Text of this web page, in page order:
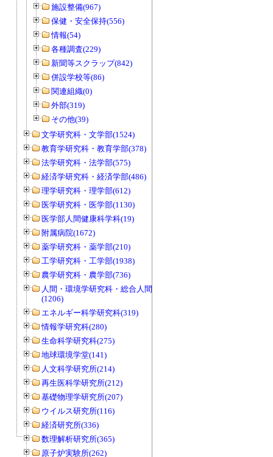
施設整備(967)
保健・安全保持(556)
情報(54)
各種調査(229)
新聞等スクラップ(842)
併設学校等(86)
関連組織(0)
外部(319)
その他(39)
文学研究科・文学部(1524)
教育学研究科・教育学部(378)
法学研究科・法学部(575)
経済学研究科・経済学部(486)
理学研究科・理学部(612)
医学研究科・医学部(1130)
医学部人間健康科学科(19)
附属病院(1672)
薬学研究科・薬学部(210)
工学研究科・工学部(1938)
農学研究科・農学部(736)
人間・環境学研究科・総合人間学部
(1206)
エネルギー科学研究科(319)
情報学研究科(280)
生命科学研究科(275)
地球環境学堂(141)
人文科学研究所(214)
再生医科学研究所(212)
基礎物理学研究所(207)
ウイルス研究所(116)
経済研究所(336)
数理解析研究所(365)
原子炉実験所(262)